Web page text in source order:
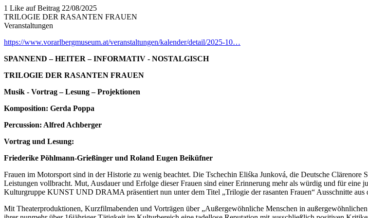
1 Like auf Beitrag 22/08/2025
TRILOGIE DER RASANTEN FRAUEN
Veranstaltungen
https://www.vorarlbergmuseum.at/veranstaltungen/kalender/detail/2025-10…
SPANNEND – HEITER – INFORMATIV - NOSTALGISCH
TRILOGIE DER RASANTEN FRAUEN
Musik - Vortrag – Lesung – Projektionen
Komposition: Gerda Poppa
Percussion: Alfred Achberger
Vortrag und Lesung:
Friederike Pöhlmann-Grießinger und Roland Eugen Beiküfner
Frauen im Motorsport sind in der Historie zu wenig beachtet. Die Tschechin Eliśka Junková, die Deutsche
Leistungen vollbracht. Mut, Ausdauer und Erfolge dieser Frauen sind einer Erinnerung mehr als würdig und für eine
Kulturgruppe KUNST UND DRAMA präsentiert nun unter dem Titel „Trilogie der rasanten Frauen“ Ausschnitte aus
Mit Theaterproduktionen, Kurzfilmabenden und Vorträgen über „Außergewöhnliche Menschen in